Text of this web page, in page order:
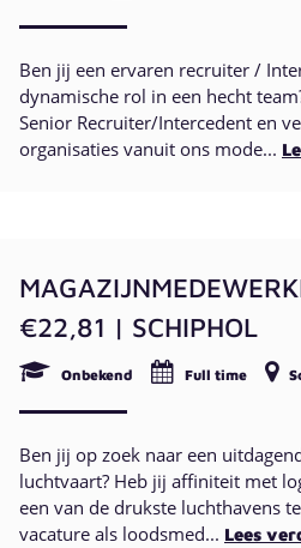
Ben jij een ervaren recruiter /
dynamische rol in een hecht
Senior Recruiter/Intercedent en
organisaties vanuit ons mode...
€22,81 | SCHIPHOL
Onbekend Full time
Ben jij op zoek naar een
luchtvaart? Heb jij affiniteit met
een van de drukste luchthavens
vacature als loodsmed... Lees